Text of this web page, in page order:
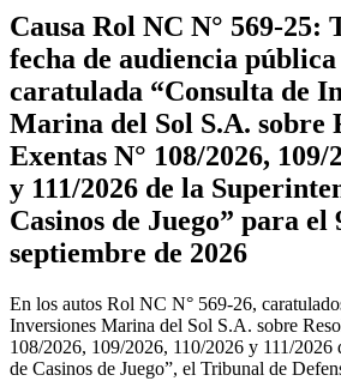
Causa Rol NC N° 569-
fecha de audiencia pública
caratulada “Consulta de
Marina del Sol S.A. sobre
Exentas N° 108/2026, 109/
y 111/2026 de la
Casinos de Juego” para el
septiembre de 2026
En los autos Rol NC N° 569-26,
Inversiones Marina del Sol S.A. sobre
108/2026, 109/2026, 110/2026 y 111/2026
de Casinos de Juego”, el Tribunal de